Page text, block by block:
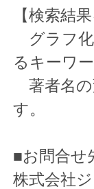
【検索結
グラフ化
るキーワ
著者名の
す。
■お問合せ
株式会社